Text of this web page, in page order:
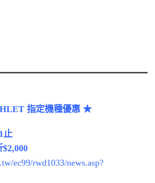
指定機種優惠 ★
止
ec99/rwd1033/news.asp?